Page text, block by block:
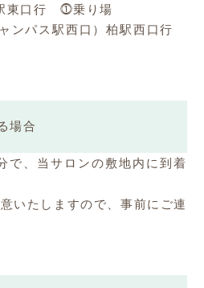
東口行 ⓵乗り場
ンパス駅西口）柏駅西口行
場合
で、当サロンの敷地内に到着
いたしますので、事前にご連